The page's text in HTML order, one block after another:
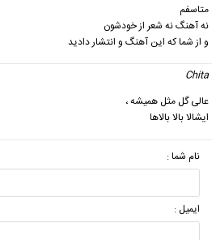
متاسفم
نه آهنگ نه شعر از خودشون
و از شما که این آهنگ و انتشار دادید
Chita
عالی گل مثل همیشه ،
ایشالا بالا بالاها
نام شما :
ایمیل :